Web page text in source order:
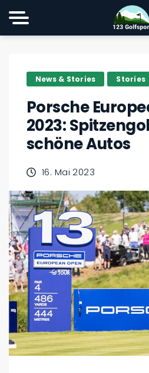
News & Stories Stories
Porsche
2023:
schöne Autos
16. Mai 2023